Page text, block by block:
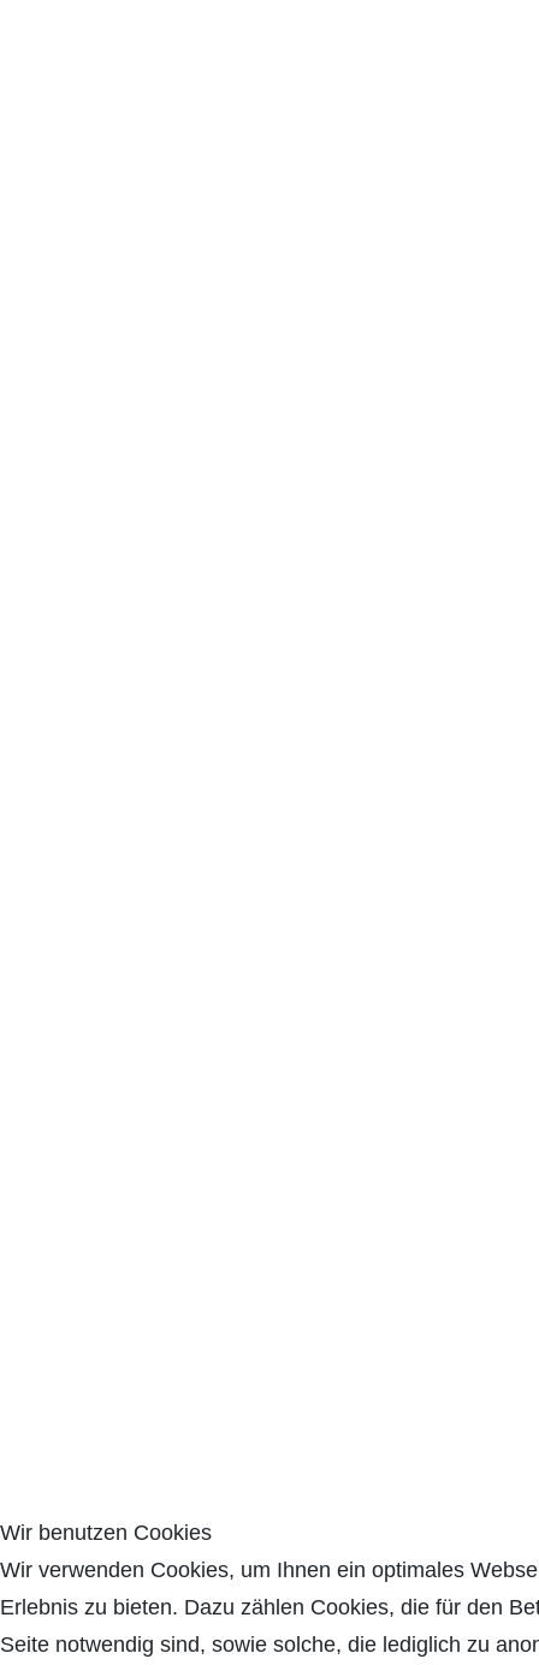
Wir benutzen Cookies
Wir verwenden Cookies, um Ihnen ein optimales
Erlebnis zu bieten. Dazu zählen Cookies, die für den
Seite notwendig sind, sowie solche, die lediglich zu